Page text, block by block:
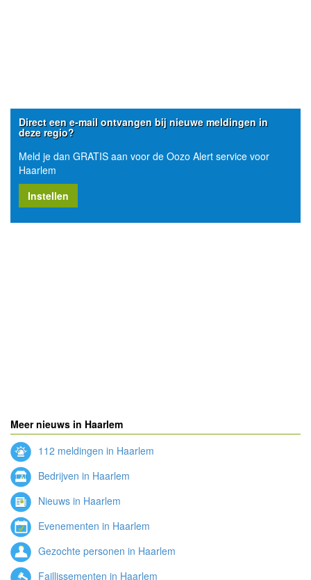
Direct een e-mail ontvangen bij nieuwe meldingen in
deze regio?
Meld je dan GRATIS aan voor de Oozo Alert service voor
Haarlem
Instellen
Meer nieuws in Haarlem
112 meldingen in Haarlem
Bedrijven in Haarlem
Nieuws in Haarlem
Evenementen in Haarlem
Gezochte personen in Haarlem
Faillissementen in Haarlem